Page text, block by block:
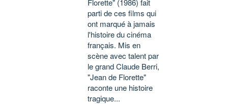
parti de ces films qui
ont marqué à jamais
l'histoire du cinéma
français. Mis en
scène avec talent par
le grand Claude Berri,
"Jean de Florette"
raconte une histoire
tragique...